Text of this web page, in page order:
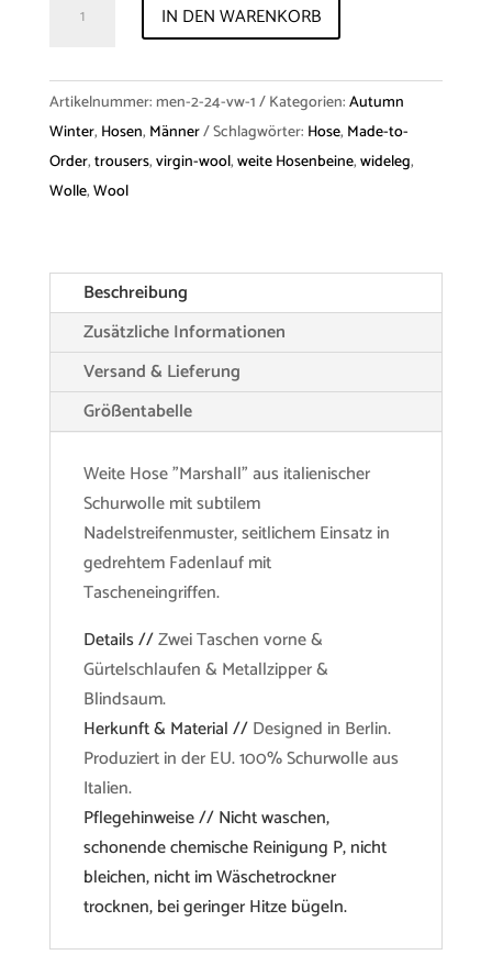
"Marshall"
Wool
Menge
IN DEN WARENKORB
Artikelnummer:men-2-24-vw-1 Kategorien:Autumn
Winter, Hosen, Männer Schlagwörter: Hose, Made-to-
Order,trousers,virgin-wool,weite Hosenbeine,wideleg,
Wolle,Wool
Beschreibung
Zusätzliche Informationen
Versand & Lieferung
Größentabelle
Weite Hose "Marshall" aus italienischer
Schurwolle mit subtilem
Nadelstreifenmuster, seitlichem Einsatz in
gedrehtem Fadenlauf mit
Tascheneingriffen.
Details //Zwei Taschen vorne &
Gürtelschlaufen & Metallzipper &
Blindsaum.
Herkunft & Material //Designed in Berlin.
Produziert in der EU. 100% Schurwolle aus
Italien.
Pflegehinweise // Nicht waschen,
schonende chemische Reinigung P, nicht
bleichen, nicht im Wäschetrockner
trocknen, bei geringer Hitze bügeln.